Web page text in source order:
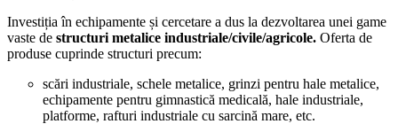
Investiția în echipamente și cercetare a dus la dezvoltarea unei game
vaste de structuri metalice industriale/civile/agricole. Oferta de
produse cuprinde structuri precum:
scări industriale, schele metalice, grinzi pentru hale metalice,
echipamente pentru gimnastică medicală, hale industriale,
platforme, rafturi industriale cu sarcină mare, etc.